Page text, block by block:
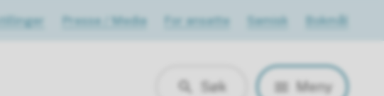
Presse / Media For ansatte Samisk Bokmål
Søk Meny